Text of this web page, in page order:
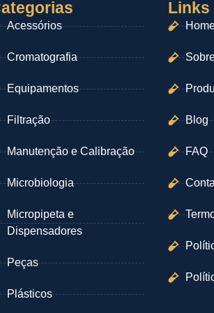
Acessórios
Cromatografia
Equipamentos
Filtração
Manutenção e Calibração
Microbiologia
Micropipeta e
Dispensadores
Peças
Plásticos
Links
Blog
FAQ